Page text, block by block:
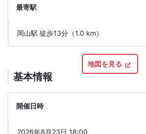
最寄駅
岡山駅 徒歩13分（1.0 km）
地図を見る
基本情報
開催日時
2026年8月23日 18:00